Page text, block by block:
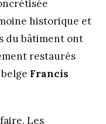
historique et
du bâtiment ont
restaurés
Francis
Les